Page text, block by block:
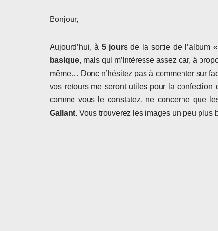
Bonjour,
Aujourd’hui, à 5 joursde la sortie de l’album
basique, mais qui m’intéresse assez car, à
même… Donc n’hésitez pas à commenter sur
vos retours me seront utiles pour la confection
comme vous le constatez, ne concerne que
Gallant. Vous trouverez les images un peu plus